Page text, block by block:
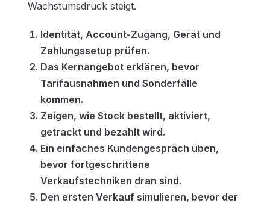
Wachstumsdruck steigt.
Identität, Account-Zugang, Gerät und
Zahlungssetup prüfen.
Das Kernangebot erklären, bevor
Tarifausnahmen und Sonderfälle
kommen.
Zeigen, wie Stock bestellt, aktiviert,
getrackt und bezahlt wird.
Ein einfaches Kundengespräch üben,
bevor fortgeschrittene
Verkaufstechniken dran sind.
Den ersten Verkauf simulieren, bevor der